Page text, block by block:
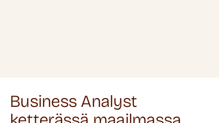
Business Analyst